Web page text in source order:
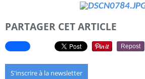
PARTAGER CET ARTICLE
Repost
S'inscrire à la newsletter